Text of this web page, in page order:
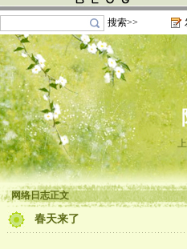
搜索>>
网络日志正文
春天来了